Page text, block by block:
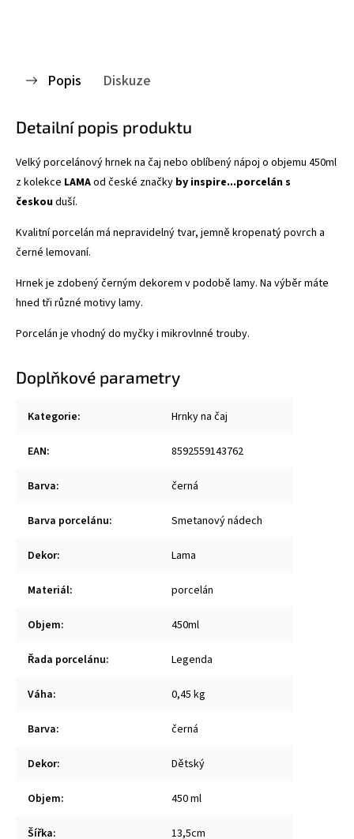
Popis Diskuze
Detailní popis produktu
Velký porcelánový hrnek na čaj nebo oblíbený nápoj o objemu 450ml
z kolekce LAMAod české značky by inspire...porcelán s
českouduší.
Kvalitní porcelán má nepravidelný tvar, jemně kropenatý povrch a
černé lemovaní.
Hrnek je zdobený černým dekorem v podobě lamy. Na výběr máte
hned tři různé motivy lamy.
Porcelán je vhodný do myčky i mikrovlnné trouby.
Doplňkové parametry
Kategorie: Hrnky na čaj
EAN: 8592559143762
Barva: černá
Barva porcelánu: Smetanový nádech
Dekor: Lama
Materiál: porcelán
Objem: 450ml
Řada porcelánu: Legenda
Váha: 0,45 kg
Barva: černá
Dekor: Dětský
Objem: 450 ml
Šířka: 13,5cm